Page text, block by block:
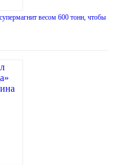
весом 600 тонн, чтобы